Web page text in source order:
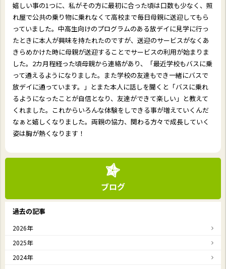
嬉しい事の1つに、私がその方に最初に合った頃は口数も少なく、照
れ屋で公共の乗り物に乗れなくて高校まで毎日母親に送迎してもら
っていました。中高生向けのプログラムのある放デイに見学に行っ
たときに本人が興味を持たれたのですが、送迎のサービスがなくあ
きらめかけた時に母親が送迎することでサービスの利用が始まりま
した。 2カ月程経った頃母親から連絡があり、「最近学校もバスに乗
って通えるようになりました。また学校の友達もでき一緒にバスで
放デイに通っています。」とまた本人に話しを聞くと「バスに乗れ
るようになったことが自信となり、友達ができて楽しい」と教えて
くれました。これからいろんな体験をしできる事が増えていくんだ
なぁと嬉しくなりました。両親の協力、関わる方々で成長していく
姿は胸が熱くなります！
ブログ
過去の記事
2026年
2025年
2024年